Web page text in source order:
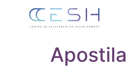
Apostila